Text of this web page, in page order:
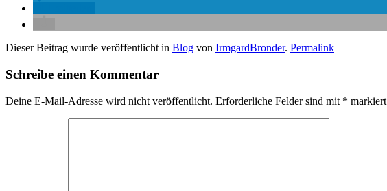
Dieser Beitrag wurde veröffentlicht in Blog von IrmgardBronder. Permalink
Schreibe einen Kommentar
Deine E-Mail-Adresse wird nicht veröffentlicht. Erforderliche Felder sind mit * markiert